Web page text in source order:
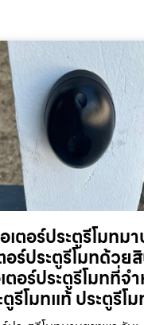
เตอร์ประตูรีโมทม
อร์ประตูรีโมทด้วย
ตอร์ประตูรีโมทที่จ
รีโมทแท้ ประตูรีโ